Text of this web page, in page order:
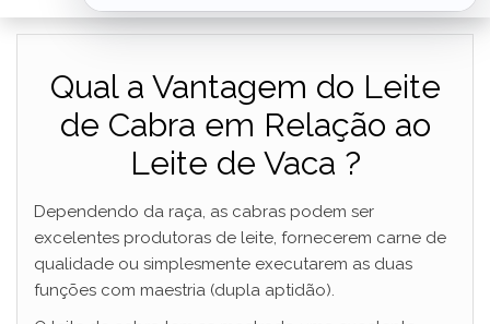
Qual a Vantagem do Leite
de Cabra em Relação ao
Leite de Vaca ?
Dependendo da raça, as cabras podem ser
excelentes produtoras de leite, fornecerem carne de
qualidade ou simplesmente executarem as duas
funções com maestria (dupla aptidão).